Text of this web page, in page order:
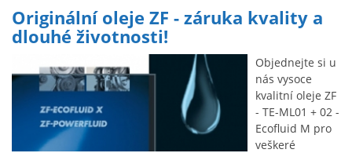
Originální oleje ZF - záruka kvality a
dlouhé životnosti!
Objednejte si u
nás vysoce
kvalitní oleje ZF
- TE-ML01 + 02 -
Ecofluid M pro
veškeré